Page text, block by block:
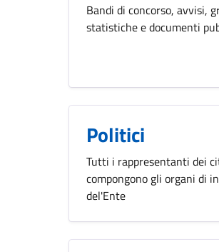
Bandi di concorso, avvisi,
statistiche e documenti
Politici
Tutti i rappresentanti dei
compongono gli organi di
del'Ente